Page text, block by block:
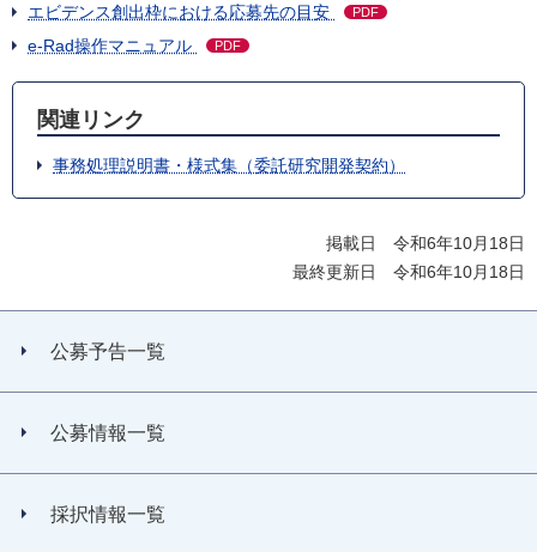
エビデンス創出枠における応募先の目安 PDF
e-Rad操作マニュアル PDF
関連リンク
事務処理説明書・様式集（委託研究開発契約）
掲載日 令和6年10月18日
最終更新日 令和6年10月18日
公募予告一覧
公募情報一覧
採択情報一覧